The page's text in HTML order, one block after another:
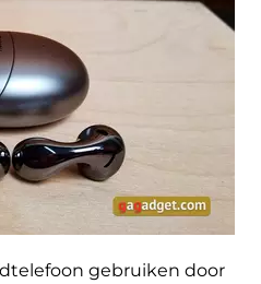
gebruiken door